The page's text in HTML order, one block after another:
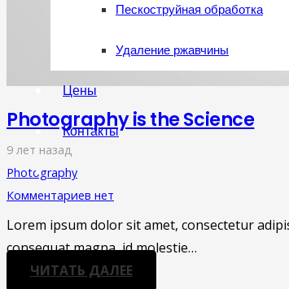
Пескоструйная обработка
Удаление ржавчины
Цены
Контакты
Photography is the Science
9 лет назад
Photography
Комментариев нет
Lorem ipsum dolor sit amet, consectetur
consequat magna, id molestie…
ЧИТАТЬ ДАЛЕЕ